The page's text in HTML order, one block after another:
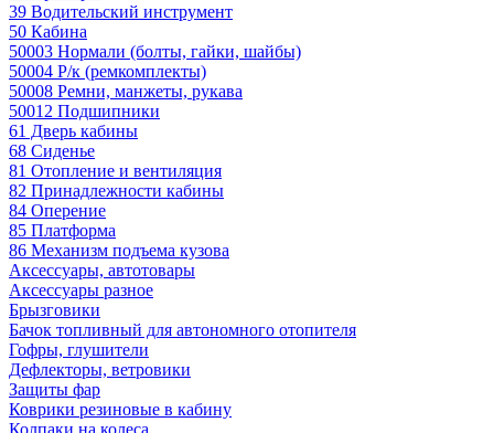
39 Водительский инструмент
50 Кабина
50003 Нормали (болты, гайки, шайбы)
50004 Р/к (ремкомплекты)
50008 Ремни, манжеты, рукава
50012 Подшипники
61 Дверь кабины
68 Сиденье
81 Отопление и вентиляция
82 Принадлежности кабины
84 Оперение
85 Платформа
86 Механизм подъема кузова
Аксессуары, автотовары
Аксессуары разное
Брызговики
Бачок топливный для автономного отопителя
Гофры, глушители
Дефлекторы, ветровики
Защиты фар
Коврики резиновые в кабину